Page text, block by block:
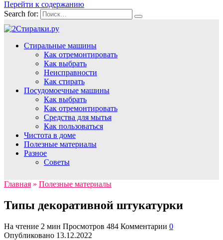
Перейти к содержанию
Search for:
Стиральные машины
Как отремонтировать
Как выбрать
Неисправности
Как стирать
Посудомоечные машины
Как выбрать
Как отремонтировать
Средства для мытья
Как пользоваться
Чистота в доме
Полезные материалы
Разное
Советы
Главная » Полезные материалы
Типы декоративной штукатурки
На чтение 2 мин Просмотров 484 Комментарии 0
Опубликовано 13.12.2022